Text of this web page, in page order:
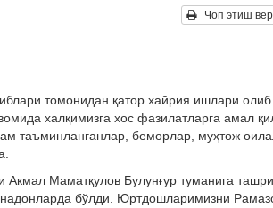
Чоп этиш
томонидан қатор хайрия ишлари олиб
халқимизга хос фазилатларга амал
таъминланганлар, беморлар, муҳтож
Маматқулов Булунғур туманига
бўлди. Юртдошларимизни